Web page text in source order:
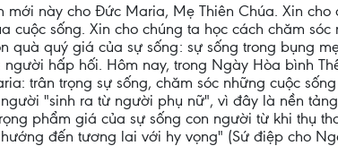
mới này cho Đức Maria, Mẹ Thiên Chúa. Xin
cuộc sống. Xin cho chúng ta học cách chăm
quà quý giá của sự sống: sự sống trong bụng
hấp hối. Hôm nay, trong Ngày Hòa bình
trân trọng sự sống, chăm sóc những cuộc
"sinh ra từ người phụ nữ", vì đây là nền
phẩm giá của sự sống con người từ khi thụ
đến tương lai với hy vọng" (Sứ điệp cho